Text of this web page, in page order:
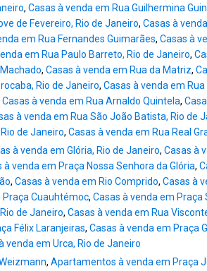
, Casas à venda em Rua Guilhermina
de Fevereiro, Rio de Janeiro, Casas à
em Rua Fernandes Guimarães, Casas à
em Rua Paulo Barreto, Rio de Janeiro,
, Casas à venda em Rua da Matriz,
Rio de Janeiro, Casas à venda em
Casas à venda em Rua Arnaldo Quintela,
à venda em Rua São João Batista, Rio de
de Janeiro, Casas à venda em Rua Real
à venda em Glória, Rio de Janeiro, Casas à
à venda em Praça Nossa Senhora da Glória,
, Casas à venda em Rio Comprido, Casas à
Praça Cuauhtémoc, Casas à venda em Praça
de Janeiro, Casas à venda em Rua
Félix Laranjeiras, Casas à venda em Praça
venda em Urca, Rio de Janeiro
, Apartamentos à venda em Praça